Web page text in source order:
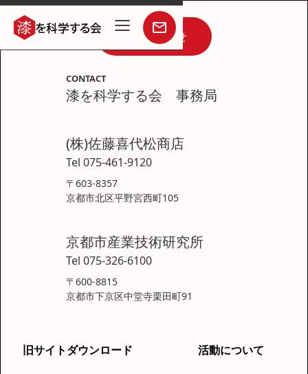
お問い合わせ
CONTACT
漆を科学する会 事務局
(株)佐藤喜代松商店
Tel 075-461-9120
〒603-8357
京都市北区平野宮西町105
京都市産業技術研究所
Tel 075-326-6100
〒600-8815
京都市下京区中堂寺栗田町91
旧サイトダウンロード 活動について